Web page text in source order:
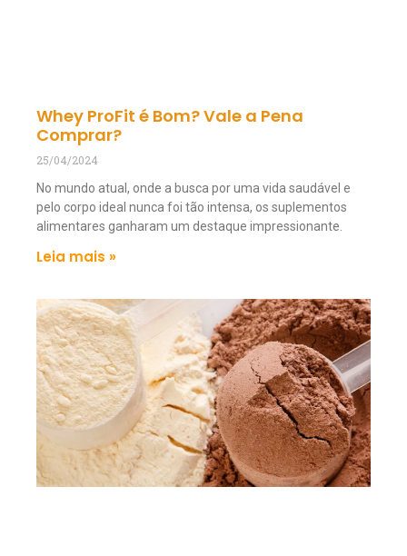
Whey ProFit é Bom? Vale a Pena
Comprar?
25/04/2024
No mundo atual, onde a busca por uma vida saudável e
pelo corpo ideal nunca foi tão intensa, os suplementos
alimentares ganharam um destaque impressionante.
Leia mais »